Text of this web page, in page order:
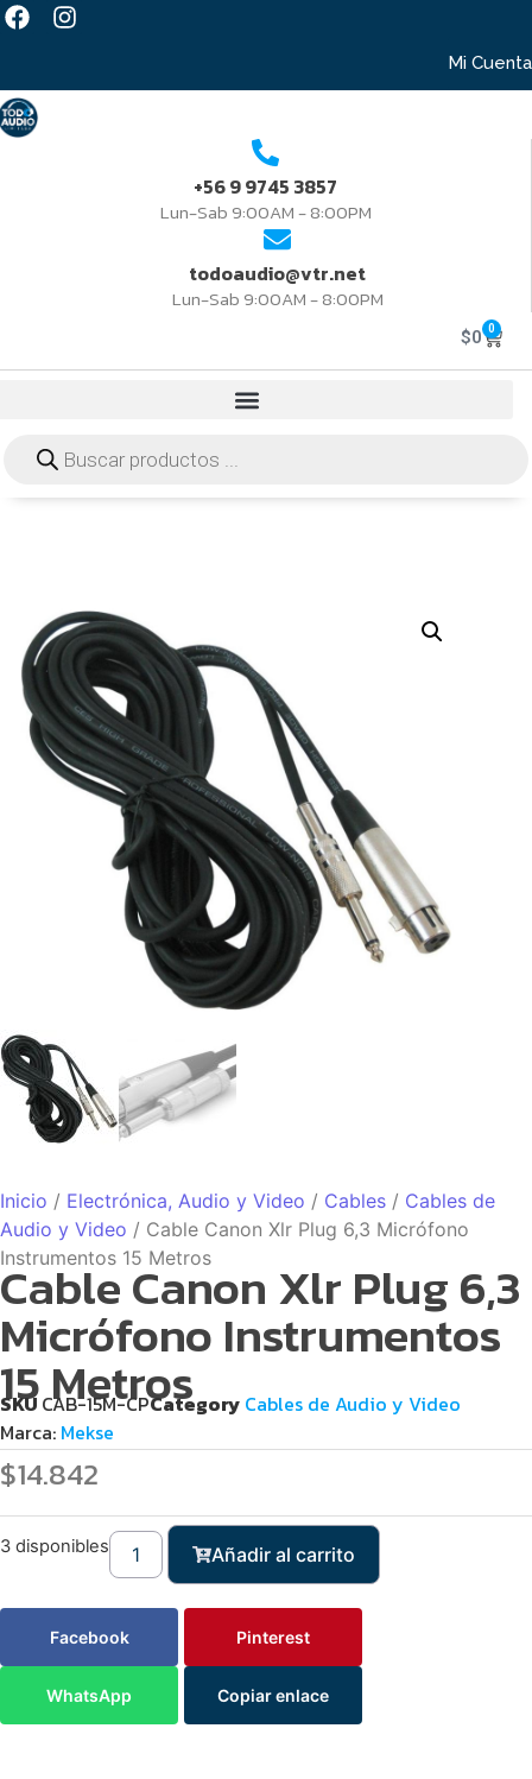
Mi Cuenta
+56 9 9745 3857
Lun-Sab 9:00AM - 8:00PM
todoaudio@vtr.net
Lun-Sab 9:00AM - 8:00PM
$0 0
Inicio / Electrónica, Audio y Video / Cables / Cables de
Audio y Video / Cable Canon Xlr Plug 6,3 Micrófono
Instrumentos 15 Metros
Cable Canon Xlr Plug 6,3
Micrófono Instrumentos
15 Metros
SKUCAB-15M-CPCategory Cables de Audio y Video
Marca: Mekse
$14.842
3 disponibles Añadir al carrito
Facebook Pinterest
WhatsApp Copiar enlace